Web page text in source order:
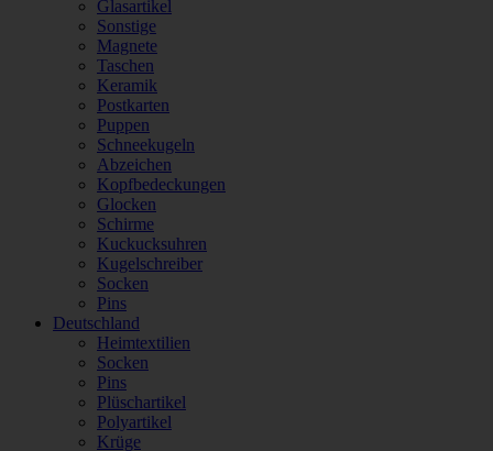
Glasartikel
Sonstige
Magnete
Taschen
Keramik
Postkarten
Puppen
Schneekugeln
Abzeichen
Kopfbedeckungen
Glocken
Schirme
Kuckucksuhren
Kugelschreiber
Socken
Pins
Deutschland
Heimtextilien
Socken
Pins
Plüschartikel
Polyartikel
Krüge